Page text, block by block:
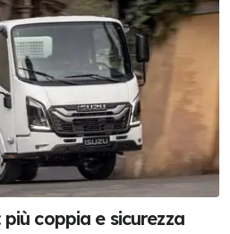
coppia e sicurezza